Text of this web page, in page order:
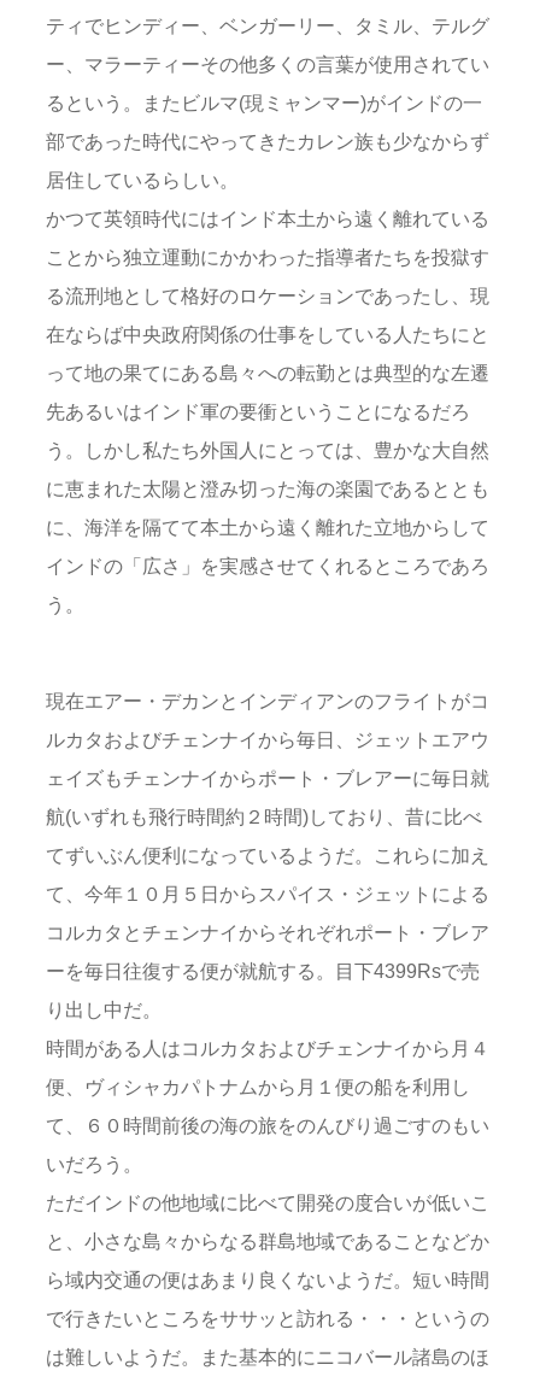
ティでヒンディー、ベンガーリー、タミル、テルグ
ー、マラーティーその他多くの言葉が使用されてい
るという。またビルマ(現ミャンマー)がインドの一
部であった時代にやってきたカレン族も少なからず
居住しているらしい。
かつて英領時代にはインド本土から遠く離れている
ことから独立運動にかかわった指導者たちを投獄す
る流刑地として格好のロケーションであったし、現
在ならば中央政府関係の仕事をしている人たちにと
って地の果てにある島々への転勤とは典型的な左遷
先あるいはインド軍の要衝ということになるだろ
う。しかし私たち外国人にとっては、豊かな大自然
に恵まれた太陽と澄み切った海の楽園であるととも
に、海洋を隔てて本土から遠く離れた立地からして
インドの「広さ」を実感させてくれるところであろ
う。
現在エアー・デカンとインディアンのフライトがコ
ルカタおよびチェンナイから毎日、ジェットエアウ
ェイズもチェンナイからポート・ブレアーに毎日就
航(いずれも飛行時間約２時間)しており、昔に比べ
てずいぶん便利になっているようだ。これらに加え
て、今年１０月５日からスパイス・ジェットによる
コルカタとチェンナイからそれぞれポート・ブレア
ーを毎日往復する便が就航する。目下4399Rsで売
り出し中だ。
時間がある人はコルカタおよびチェンナイから月４
便、ヴィシャカパトナムから月１便の船を利用し
て、６０時間前後の海の旅をのんびり過ごすのもい
いだろう。
ただインドの他地域に比べて開発の度合いが低いこ
と、小さな島々からなる群島地域であることなどか
ら域内交通の便はあまり良くないようだ。短い時間
で行きたいところをササッと訪れる・・・というの
は難しいようだ。また基本的にニコバール諸島のほ